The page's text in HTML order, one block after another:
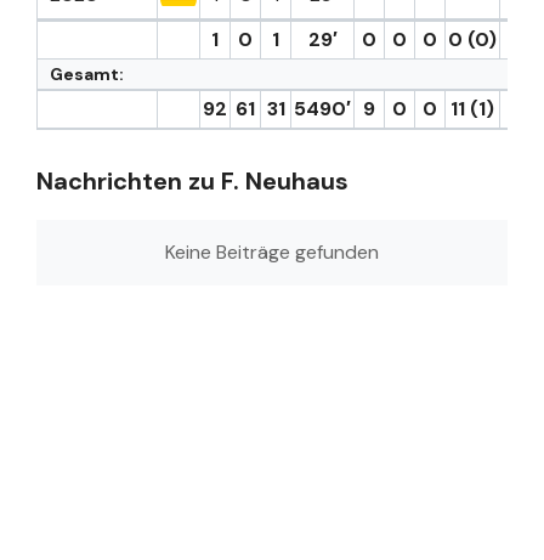
1
0 1 29′ 0 0 0 0 (0)
Gesamt:
92 61 31 5490′ 9 0 0 11 (1)
Nachrichten zu F. Neuhaus
Keine Beiträge gefunden